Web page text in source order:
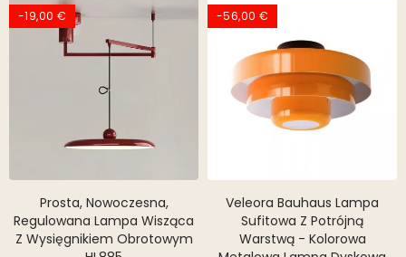
-19,00 €
Prosta, Nowoczesna,
Regulowana Lampa Wisząca
Z Wysięgnikiem Obrotowym
-56,00 €
Veleora Bauhaus Lampa
Sufitowa Z Potrójną
Warstwą - Kolorowa